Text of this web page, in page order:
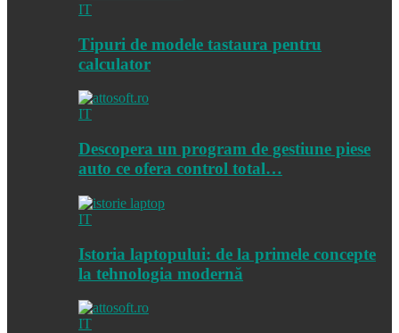
IT
Tipuri de modele tastaura pentru
calculator
IT
Descopera un program de gestiune piese
auto ce ofera control total…
IT
Istoria laptopului: de la primele concepte
la tehnologia modernă
IT